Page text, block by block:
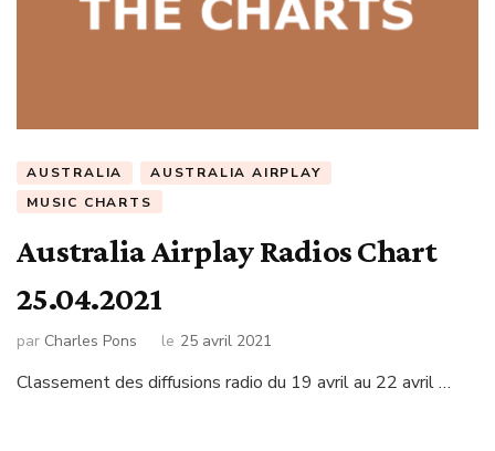
AUSTRALIA
AUSTRALIA AIRPLAY
MUSIC CHARTS
Australia Airplay Radios Chart
25.04.2021
par Charles Pons le 25 avril 2021
Classement des diffusions radio du 19 avril au 22 avril …